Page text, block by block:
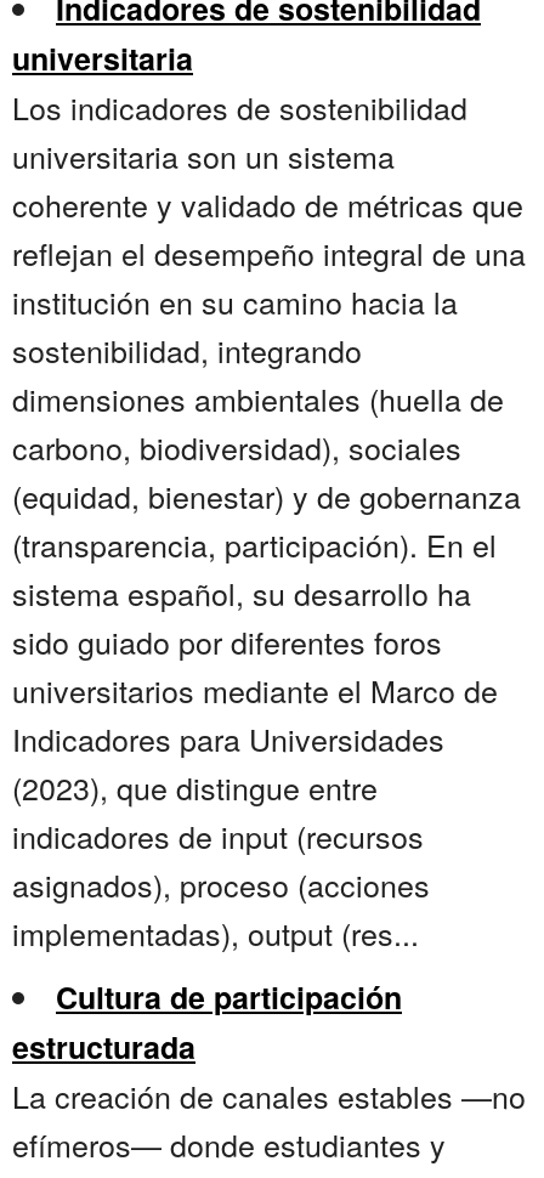
universitaria
Los indicadores de sostenibilidad
universitaria son un sistema
coherente y validado de métricas que
reflejan el desempeño integral de una
institución en su camino hacia la
sostenibilidad, integrando
dimensiones ambientales (huella de
carbono, biodiversidad), sociales
(equidad, bienestar) y de gobernanza
(transparencia, participación). En el
sistema español, su desarrollo ha
sido guiado por diferentes foros
universitarios mediante el Marco de
Indicadores para Universidades
(2023), que distingue entre
indicadores de input (recursos
asignados), proceso (acciones
implementadas), output (res...
Cultura de participación
estructurada
La creación de canales estables —no
efímeros— donde estudiantes y